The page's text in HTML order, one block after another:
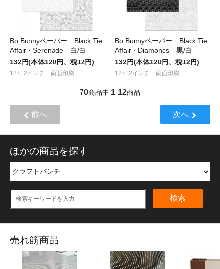
Bo Bunnyペーパー Black Tie
Affair・Serenade 白/白
132円(本体120円、税12円)
12×12インチ 両面印刷
Bo Bunnyペーパー Black Tie
Affair・Diamonds 黒/白
132円(本体120円、税12円)
12×12インチ 両面印刷
70商品中 1-12商品
前へ 次へ
ほかの商品を探す
検索
売れ筋商品